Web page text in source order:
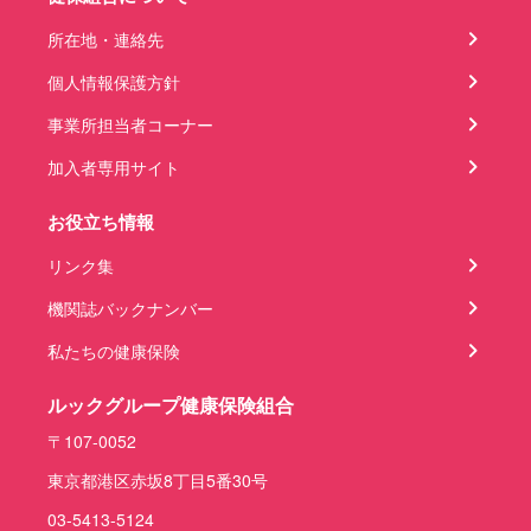
所在地・連絡先
個人情報保護方針
事業所担当者コーナー
加入者専用サイト
お役立ち情報
リンク集
機関誌バックナンバー
私たちの健康保険
ルックグループ健康保険組合
〒107-0052
東京都港区赤坂8丁目5番30号
03-5413-5124